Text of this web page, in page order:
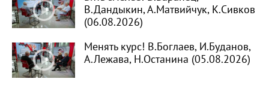
В.Дандыкин, А.Матвийчук, К.Сивков
(06.08.2026)
Менять курс! В.Боглаев, И.Буданов,
А.Лежава, Н.Останина (05.08.2026)